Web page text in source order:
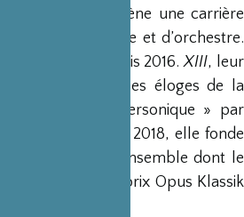
Europe où elle mène une carrière
de chambre et d’orchestre.
Ardeo depuis 2016.XIII, leur
(2020), a reçu les éloges de la
autres de « supersonique » par
» par Classica. En 2018, elle fonde
Brême le Franz Ensemble dont le
le prestigieux prix Opus Klassik